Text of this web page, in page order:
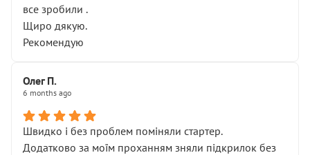
все зробили .
Щиро дякую.
Рекомендую
Олег П.
6 months ago
Швидко і без проблем поміняли стартер.
Додатково за моїм проханням зняли підкрилок без